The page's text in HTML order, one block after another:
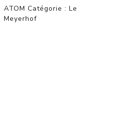
ATOM Catégorie : Le
Meyerhof